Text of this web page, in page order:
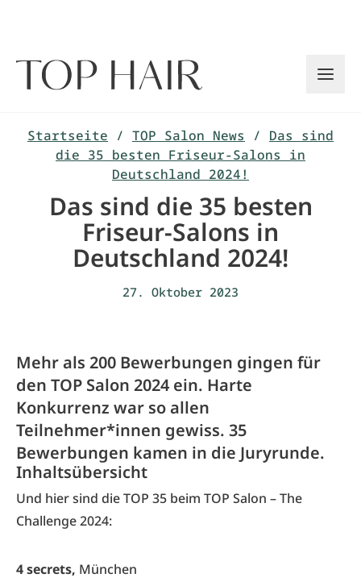
Startseite / TOP Salon News / Das sind
die 35 besten Friseur-Salons in
Deutschland 2024!
Das sind die 35 besten
Friseur-Salons in
Deutschland 2024!
27. Oktober 2023
Mehr als 200 Bewerbungen gingen für
den TOP Salon 2024 ein. Harte
Konkurrenz war so allen
Teilnehmer*innen gewiss. 35
Bewerbungen kamen in die Juryrunde.
Inhaltsübersicht
Und hier sind die TOP 35 beim TOP Salon – The
Challenge 2024:
4 secrets, München